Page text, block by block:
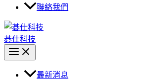
聯絡我們
碁仕科技
最新消息